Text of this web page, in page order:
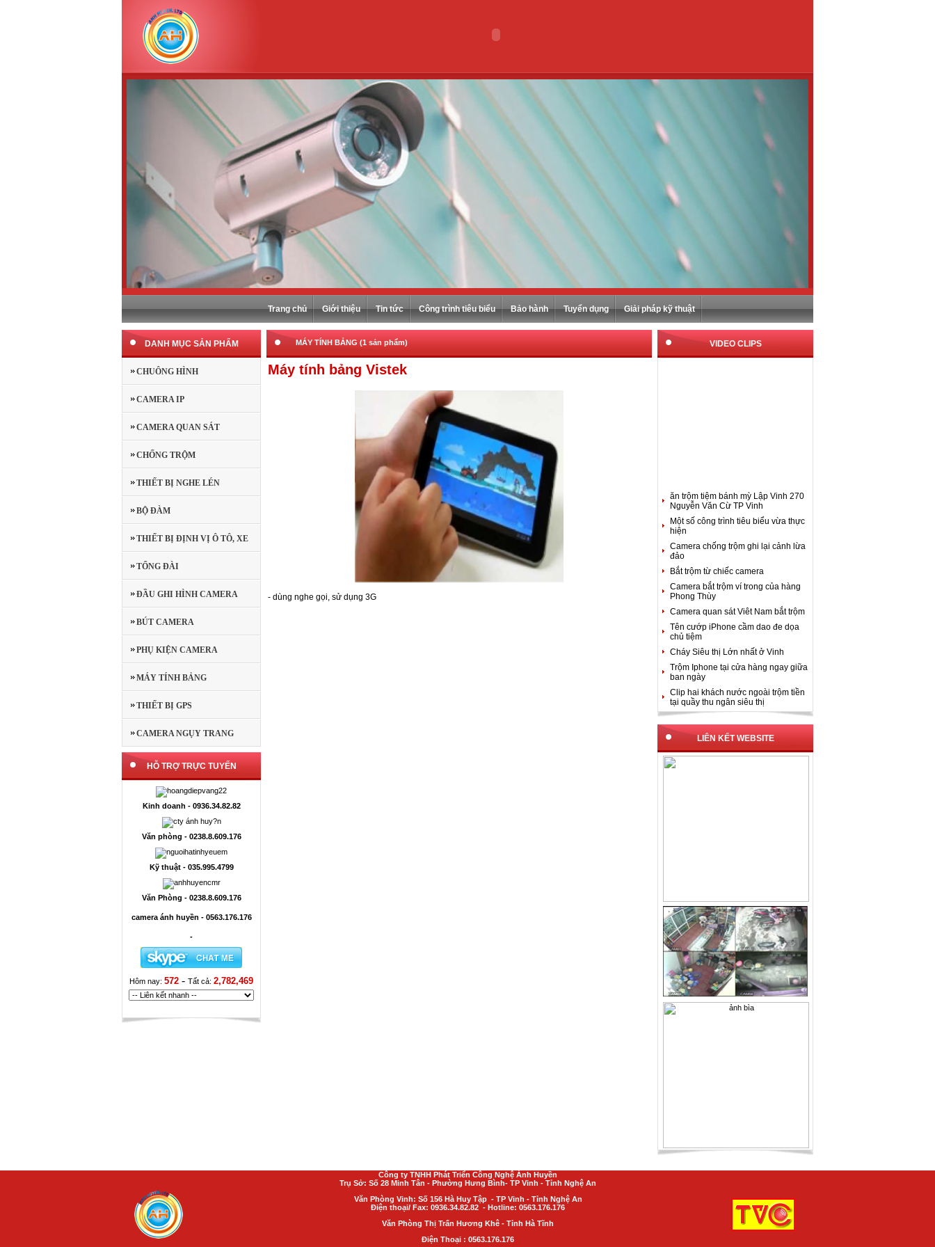
Trang chủ Giới thiệu Tin tức Công trình tiêu biểu Bảo hành Tuyển dụng Giải pháp kỹ thuật
DANH MỤC SẢN PHẨM
CHUÔNG HÌNH
CAMERA IP
CAMERA QUAN SÁT
CHỐNG TRỘM
THIẾT BỊ NGHE LÉN
BỘ ĐÀM
THIẾT BỊ ĐỊNH VỊ Ô TÔ, XE
MÁY
TỔNG ĐÀI
ĐẦU GHI HÌNH CAMERA
BÚT CAMERA
PHỤ KIỆN CAMERA
MÁY TÍNH BẢNG
THIẾT BỊ GPS
CAMERA NGỤY TRANG
HỖ TRỢ TRỰC TUYẾN
Kinh doanh - 0936.34.82.82
Văn phòng - 0238.8.609.176
Kỹ thuật - 035.995.4799
Văn Phòng - 0238.8.609.176
camera ánh huyền - 0563.176.176
-
Hôm nay: 572 - Tất cả: 2,782,469
MÁY TÍNH BẢNG (1 sản phẩm)
Máy tính bảng Vistek
- dùng nghe gọi, sử dụng 3G
VIDEO CLIPS
ăn trộm tiệm bánh mỳ Lập Vinh 270
Nguyễn Văn Cừ TP Vinh
Một số công trình tiêu biểu vừa thực
hiện
Camera chống trộm ghi lại cảnh lừa
đảo
Bắt trộm từ chiếc camera
Camera bắt trộm ví trong của hàng
Phong Thùy
Camera quan sát Viêt Nam bắt trộm
Tên cướp iPhone cầm dao đe dọa
chủ tiệm
Cháy Siêu thị Lớn nhất ở Vinh
Trộm Iphone tại cửa hàng ngay giữa
ban ngày
Clip hai khách nước ngoài trộm tiền
tại quầy thu ngân siêu thị
LIÊN KẾT WEBSITE
Công ty TNHH Phát Triển Công Nghệ Ánh Huyền
Trụ Sở: Số 28 Minh Tân - Phường Hưng Bình- TP Vinh - Tỉnh Nghệ An
Văn Phòng Vinh: Số 156 Hà Huy Tập - TP Vinh - Tỉnh Nghệ An
Điện thoại/ Fax: 0936.34.82.82 - Hotline: 0563.176.176
Văn Phòng Thị Trấn Hương Khê - Tỉnh Hà Tĩnh
Điện Thoại : 0563.176.176